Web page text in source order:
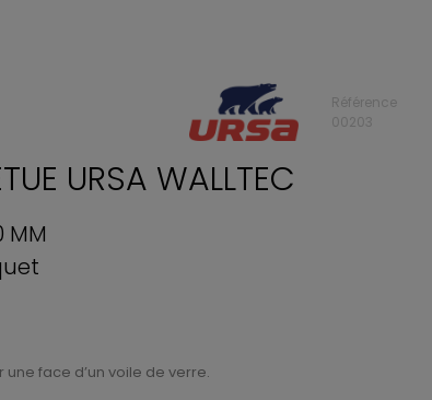
Référence
00203
URSA WALLTEC
MM
face d’un voile de verre.